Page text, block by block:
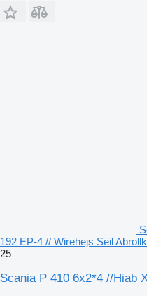
192 EP-4 // Wirehejs Seil
25
Scania P 410 6x2*4 //Hiab